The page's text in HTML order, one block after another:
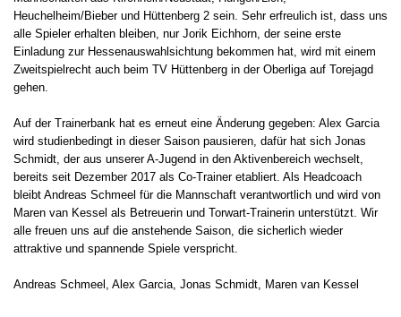
Heuchelheim/Bieber und Hüttenberg 2 sein. Sehr erfreulich ist, dass uns
alle Spieler erhalten bleiben, nur Jorik Eichhorn, der seine erste
Einladung zur Hessenauswahlsichtung bekommen hat, wird mit einem
Zweitspielrecht auch beim TV Hüttenberg in der Oberliga auf Torejagd
gehen.
Auf der Trainerbank hat es erneut eine Änderung gegeben: Alex Garcia
wird studienbedingt in dieser Saison pausieren, dafür hat sich Jonas
Schmidt, der aus unserer A-Jugend in den Aktivenbereich wechselt,
bereits seit Dezember 2017 als Co-Trainer etabliert. Als Headcoach
bleibt Andreas Schmeel für die Mannschaft verantwortlich und wird von
Maren van Kessel als Betreuerin und Torwart-Trainerin unterstützt. Wir
alle freuen uns auf die anstehende Saison, die sicherlich wieder
attraktive und spannende Spiele verspricht.
Andreas Schmeel, Alex Garcia, Jonas Schmidt, Maren van Kessel